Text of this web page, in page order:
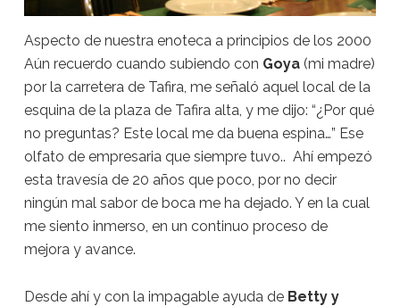
Aspecto de nuestra enoteca a principios de los 2000
Aún recuerdo cuando subiendo con Goya(mi madre)
por la carretera de Tafira, me señaló aquel local de la
esquina de la plaza de Tafira alta, y me dijo: “¿Por qué
no preguntas? Este local me da buena espina…” Ese
olfato de empresaria que siempre tuvo.. Ahí empezó
esta travesía de 20 años que poco, por no decir
ningún mal sabor de boca me ha dejado. Y en la cual
me siento inmerso, en un continuo proceso de
mejora y avance.
Desde ahí y con la impagable ayuda de Betty y